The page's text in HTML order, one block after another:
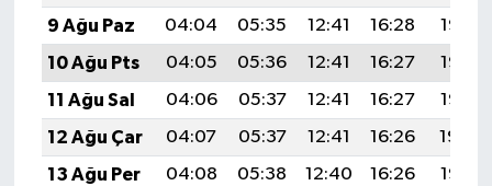
9 Ağu Paz
04:04 05:35 12:41 16:28
19:37
10 Ağu Pts
04:05 05:36 12:41 16:27
19:36
11 Ağu Sal
04:06 05:37 12:41 16:27
19:35
12 Ağu Çar
04:07 05:37 12:41 16:26
19:34
13 Ağu Per
04:08 05:38 12:40 16:26
19:33